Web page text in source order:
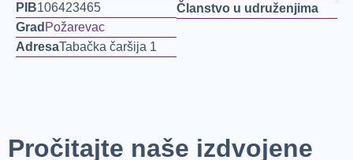
PIB106423465
Grad Požarevac
AdresaTabačka čaršija 1
Članstvo u udruženjima
Pročitajte naše izdvojene